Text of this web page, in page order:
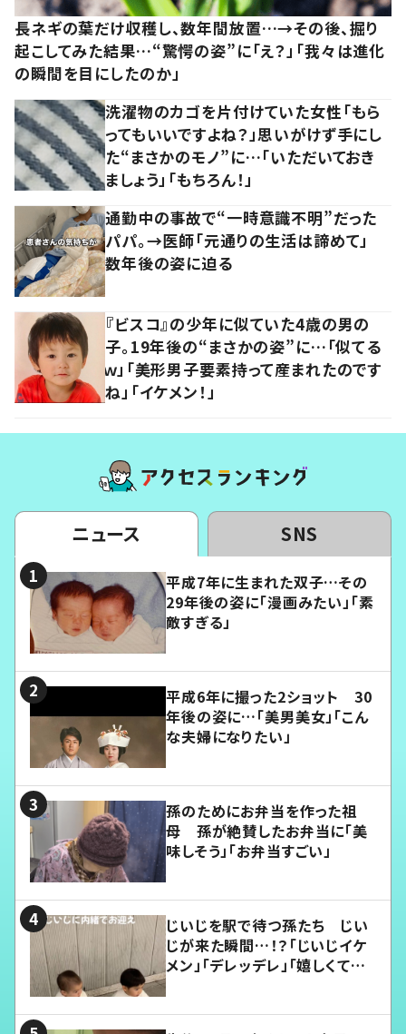
長ネギの葉だけ収穫し、数年間放置…→その後、掘り
起こしてみた結果…“驚愕の姿”に「え？」「我々は進化
の瞬間を目にしたのか」
洗濯物のカゴを片付けていた女性「もら
ってもいいですよね？」思いがけず手にし
た“まさかのモノ”に…「いただいておき
ましょう」「もちろん！」
通勤中の事故で“一時意識不明”だった
パパ。→医師「元通りの生活は諦めて」
数年後の姿に迫る
『ビスコ』の少年に似ていた4歳の男の
子。19年後の“まさかの姿”に…「似てる
ｗ」「美形男子要素持って産まれたのです
ね」「イケメン！」
ニュース SNS
平成7年に生まれた双子…その
29年後の姿に「漫画みたい」「素
敵すぎる」
平成6年に撮った2ショット 30
年後の姿に…「美男美女」「こん
な夫婦になりたい」
孫のためにお弁当を作った祖
母 孫が絶賛したお弁当に「美
味しそう」「お弁当すごい」
じいじを駅で待つ孫たち じい
じが来た瞬間…！？「じいじイケ
メン」「デレッデレ」「嬉しくて可